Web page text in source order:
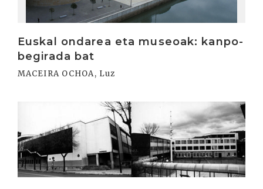
Euskal ondarea eta museoak: kanpo-
begirada bat
MACEIRA OCHOA, Luz